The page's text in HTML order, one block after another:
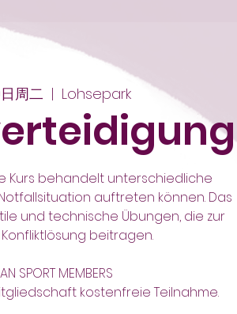
周二
  |
Lohsepark
Kurs behandelt unterschiedliche
auftreten können. Das
und technische Übungen, die zur
beitragen.
SPORT MEMBERS